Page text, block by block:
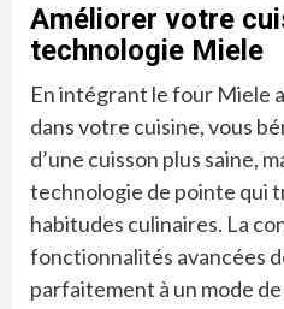
Améliorer votre
technologie Miele
En intégrant le four Miele
dans votre cuisine, vous
d’une cuisson plus saine,
technologie de pointe qui
habitudes culinaires. La
fonctionnalités avancées
parfaitement à un mode